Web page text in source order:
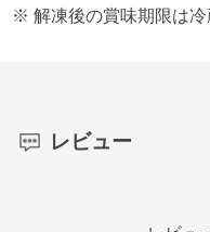
※ 解凍後の賞味期限は
レビュー